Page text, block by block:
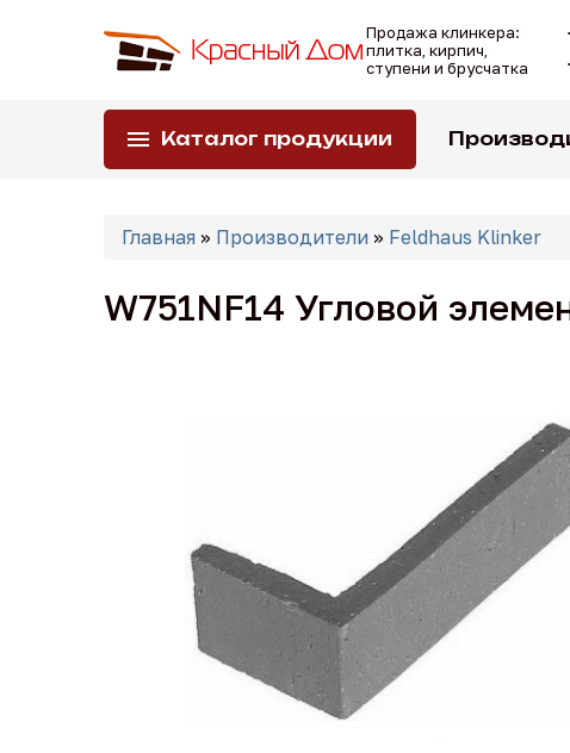
Продажа клинкера:
плитка, кирпич,
ступени и брусчатка
Каталог продукции
Вы
Главная » Производители » Feldhaus Klinker
W751NF14 Угловой